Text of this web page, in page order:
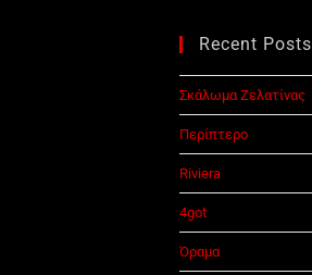
Recent Posts
Σκάλωμα Ζελατίνας
Περίπτερο
Riviera
4got
Όραμα